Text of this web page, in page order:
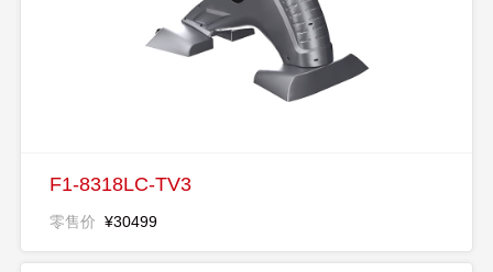
F1-8318LC-TV3
零售价 ¥30499